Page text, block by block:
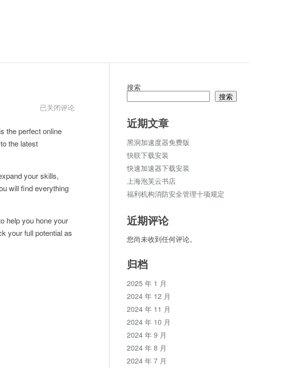
www.dj.net
已关闭评论
the perfect online
the latest
your skills,
will find everything
help you hone your
your full potential as
搜索
搜索
近期文章
黑洞加速度器免费版
快联下载安装
快速加速器下载安装
上海泡芙云书店
福利机构消防安全管理十项规定
近期评论
您尚未收到任何评论。
归档
2025 年 1 月
2024 年 12 月
2024 年 11 月
2024 年 10 月
2024 年 9 月
2024 年 8 月
2024 年 7 月